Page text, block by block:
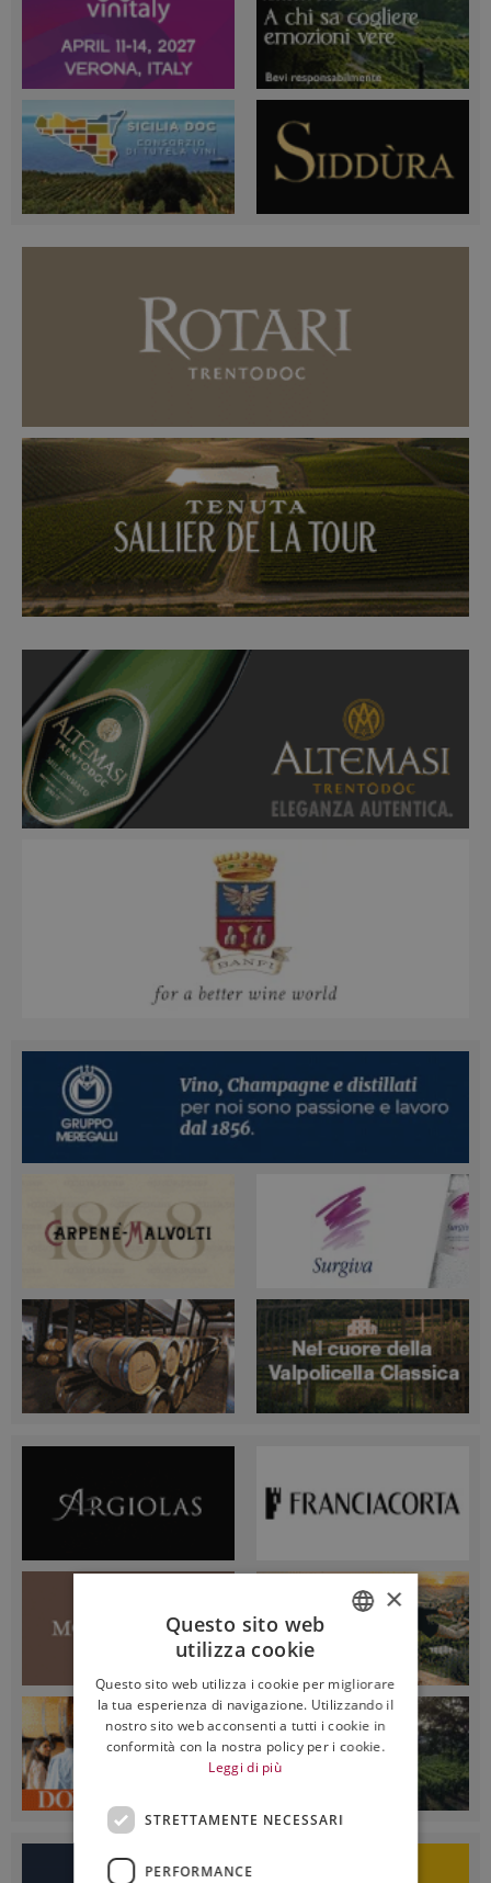
ENGLISH
×
Questo sito web
utilizza cookie
Questo sito web utilizza i cookie per migliorare
la tua esperienza di navigazione. Utilizzando il
nostro sito web acconsenti a tutti i cookie in
conformità con la nostra policy per i cookie.
Leggi di più
STRETTAMENTE NECESSARI
PERFORMANCE